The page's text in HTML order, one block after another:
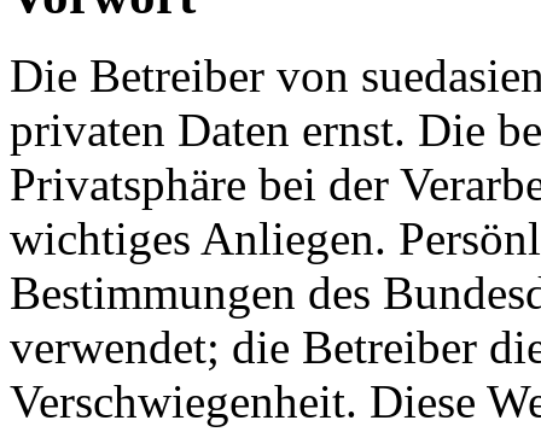
Die Betreiber von
privaten Daten ernst. Die
Privatsphäre bei der
wichtiges Anliegen.
Bestimmungen des
verwendet; die Betreiber
Verschwiegenheit. Diese